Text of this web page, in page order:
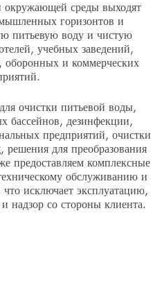
среды выходят
горизонтов и
питьевую воду и чистую
учебных заведений,
оборонных и коммерческих
очистки питьевой воды,
бассейнов, дезинфекции,
предприятий, очистки
решения для преобразования
предоставляем комплексные
обслуживанию и
исключает эксплуатацию,
надзор со стороны клиента.